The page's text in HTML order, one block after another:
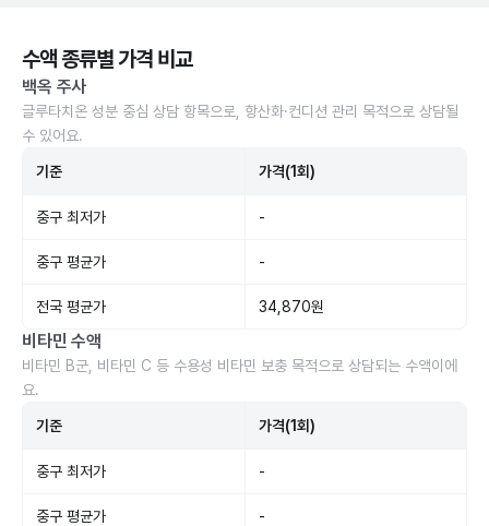
수액 종류별 가격 비교
백옥 주사
글루타치온 성분 중심 상담 항목으로, 항산화·컨디션 관리 목적으로 상담될
수 있어요.
기준 가격(1회)
중구 최저가 -
중구 평균가 -
전국 평균가 34,870원
비타민 수액
비타민 B군, 비타민 C 등 수용성 비타민 보충 목적으로 상담되는 수액이에
요.
기준 가격(1회)
중구 최저가 -
중구 평균가 -